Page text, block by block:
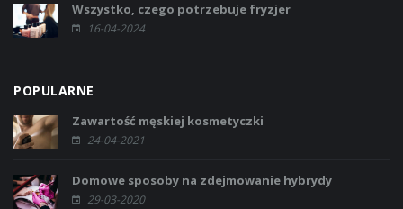
Wszystko, czego potrzebuje fryzjer
16-04-2024
POPULARNE
Zawartość męskiej kosmetyczki
24-04-2021
Domowe sposoby na zdejmowanie hybrydy
29-03-2020